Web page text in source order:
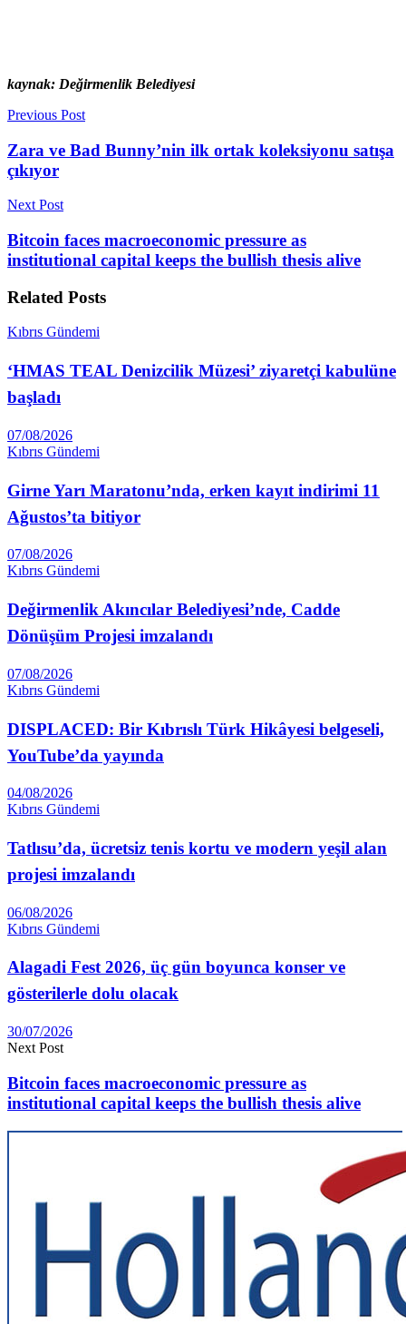
kaynak: Değirmenlik Belediyesi
Previous Post
Zara ve Bad Bunny’nin ilk ortak koleksiyonu satışa
çıkıyor
Next Post
Bitcoin faces macroeconomic pressure as
institutional capital keeps the bullish thesis alive
Related Posts
Kıbrıs Gündemi
‘HMAS TEAL Denizcilik Müzesi’ ziyaretçi kabulüne
başladı
07/08/2026
Kıbrıs Gündemi
Girne Yarı Maratonu’nda, erken kayıt indirimi 11
Ağustos’ta bitiyor
07/08/2026
Kıbrıs Gündemi
Değirmenlik Akıncılar Belediyesi’nde, Cadde
Dönüşüm Projesi imzalandı
07/08/2026
Kıbrıs Gündemi
DISPLACED: Bir Kıbrıslı Türk Hikâyesi belgeseli,
YouTube’da yayında
04/08/2026
Kıbrıs Gündemi
Tatlısu’da, ücretsiz tenis kortu ve modern yeşil alan
projesi imzalandı
06/08/2026
Kıbrıs Gündemi
Alagadi Fest 2026, üç gün boyunca konser ve
gösterilerle dolu olacak
30/07/2026
Next Post
Bitcoin faces macroeconomic pressure as
institutional capital keeps the bullish thesis alive